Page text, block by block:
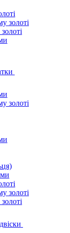
золоті
золоті
золоті